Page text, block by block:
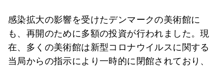
感染拡大の影響を受けたデンマークの美術館に
も、再開のために多額の投資が行われました。現
在、多くの美術館は新型コロナウイルスに関する
当局からの指示により一時的に閉館されており、